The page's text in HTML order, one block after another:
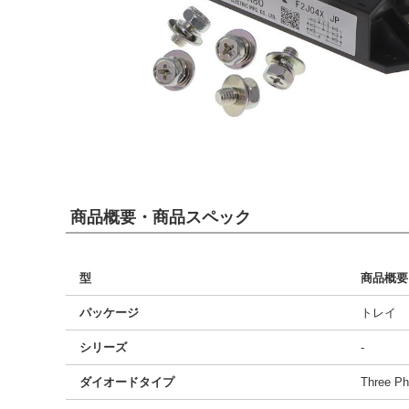
商品概要・商品スペック
型 商品概要
パッケージ トレイ
シリーズ -
ダイオードタイプ Three